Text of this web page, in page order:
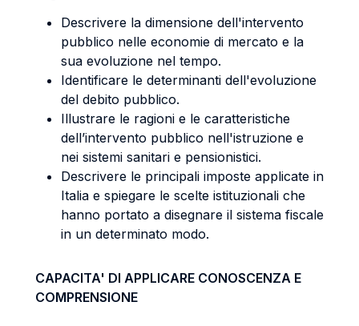
Descrivere la dimensione dell'intervento
pubblico nelle economie di mercato e la
sua evoluzione nel tempo.
Identificare le determinanti dell'evoluzione
del debito pubblico.
Illustrare le ragioni e le caratteristiche
dell’intervento pubblico nell'istruzione e
nei sistemi sanitari e pensionistici.
Descrivere le principali imposte applicate in
Italia e spiegare le scelte istituzionali che
hanno portato a disegnare il sistema fiscale
in un determinato modo.
CAPACITA' DI APPLICARE CONOSCENZA E
COMPRENSIONE